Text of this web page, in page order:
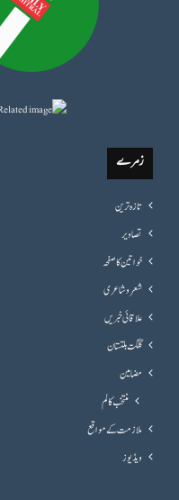
زمرے
تازہ ترین
تصاویر
خواتین کا صفحہ
شعروشاعری
علاقائی خبریں
گلگت بلتستان
مضامین
منتخب کالم
ملازمت کے مواقع
ویڈیوز